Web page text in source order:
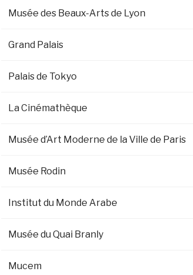
Musée des Beaux-Arts de Lyon
Grand Palais
Palais de Tokyo
La Cinémathèque
Musée d’Art Moderne de la Ville de Paris
Musée Rodin
Institut du Monde Arabe
Musée du Quai Branly
Mucem